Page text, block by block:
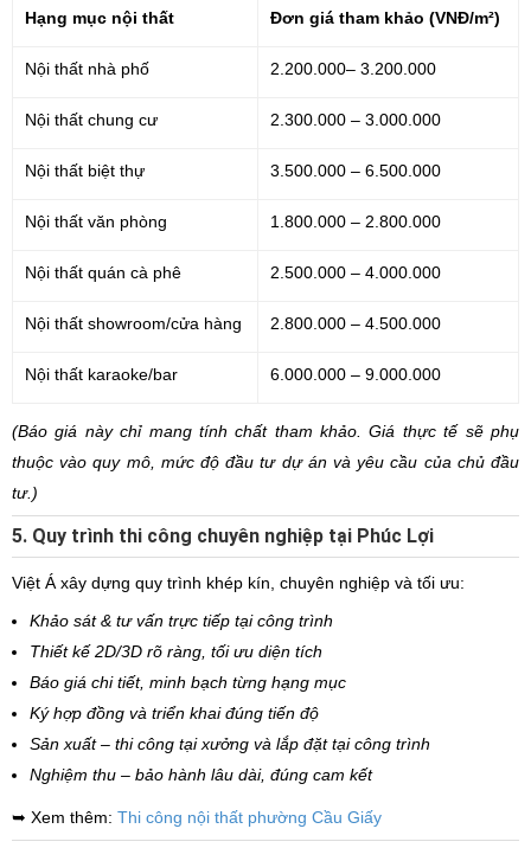
Hạng mục nội thất Đơn giá tham khảo (VNĐ/m²)
Nội thất nhà phố 2.200.000– 3.200.000
Nội thất chung cư 2.300.000 – 3.000.000
Nội thất biệt thự 3.500.000 – 6.500.000
Nội thất văn phòng 1.800.000 – 2.800.000
Nội thất quán cà phê 2.500.000 – 4.000.000
Nội thất showroom/cửa hàng 2.800.000 – 4.500.000
Nội thất karaoke/bar 6.000.000 – 9.000.000
(Báo giá này chỉ mang tính chất tham khảo. Giá thực tế sẽ phụ
thuộc vào quy mô, mức độ đầu tư dự án và yêu cầu của chủ đầu
tư.)
5. Quy trình thi công chuyên nghiệp tại Phúc Lợi
Việt Á xây dựng quy trình khép kín, chuyên nghiệp và tối ưu:
Khảo sát & tư vấn trực tiếp tại công trình
Thiết kế 2D/3D rõ ràng, tối ưu diện tích
Báo giá chi tiết, minh bạch từng hạng mục
Ký hợp đồng và triển khai đúng tiến độ
Sản xuất – thi công tại xưởng và lắp đặt tại công trình
Nghiệm thu – bảo hành lâu dài, đúng cam kết
➥ Xem thêm: Thi công nội thất phường Cầu Giấy